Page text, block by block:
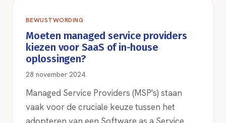
BEWUSTWORDING
Moeten managed service providers
kiezen voor SaaS of in-house
oplossingen?
28 november 2024
Managed Service Providers (MSP's) staan
vaak voor de cruciale keuze tussen het